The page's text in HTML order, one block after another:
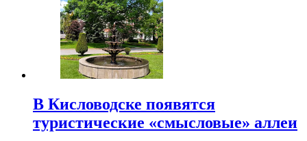
В Кисловодске появятся
туристические «смысловые» аллеи